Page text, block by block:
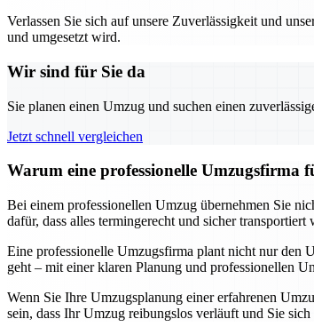
Verlassen Sie sich auf unsere Zuverlässigkeit und
und umgesetzt wird.
Wir sind für Sie da
Sie planen einen Umzug und suchen einen
Jetzt schnell vergleichen
Warum eine professionelle Umzugsfirma
Bei einem professionellen Umzug übernehmen Sie
dafür, dass alles termingerecht und sicher
Eine professionelle Umzugsfirma plant nicht nur den
geht – mit einer klaren Planung und professionellen
Wenn Sie Ihre Umzugsplanung einer erfahrenen
sein, dass Ihr Umzug reibungslos verläuft und Sie